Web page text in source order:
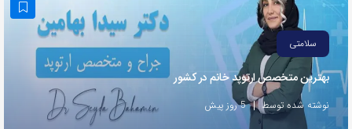
بگذارید.
کپی
لینک
سلامتی
بهترین متخصص ارتوپد خانم در کشور
نوشته شده توسط 5 روز پیش